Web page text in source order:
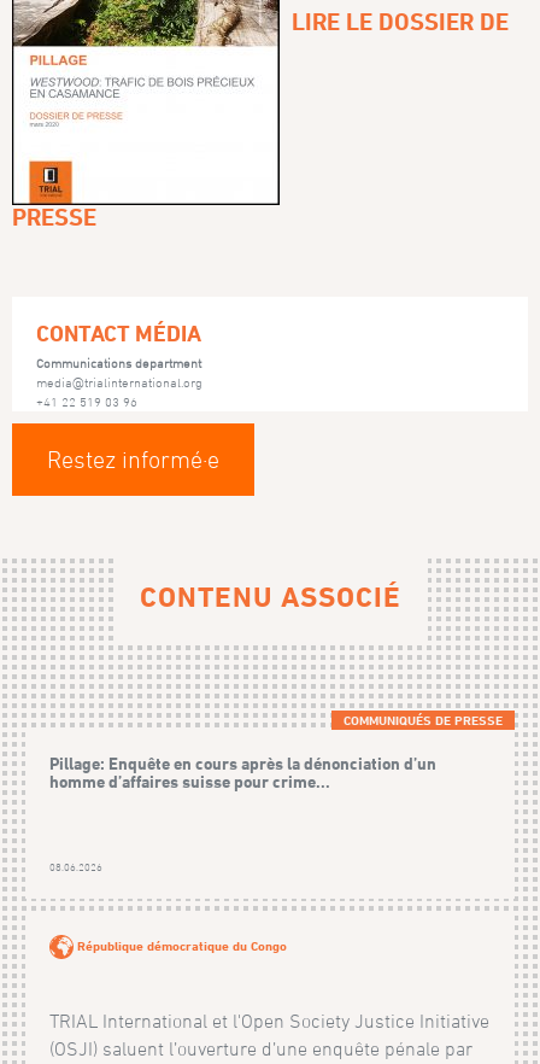
LIRE LE DOSSIER DE
PRESSE
CONTACT MÉDIA
Communications department
media@trialinternational.org
+41 22 519 03 96
Restez informé·e
CONTENU ASSOCIÉ
COMMUNIQUÉS DE PRESSE
Pillage: Enquête en cours après la dénonciation d’un
homme d’affaires suisse pour crime...
08.06.2026
République démocratique du Congo
TRIAL International et l'Open Society Justice Initiative
(OSJI) saluent l’ouverture d’une enquête pénale par